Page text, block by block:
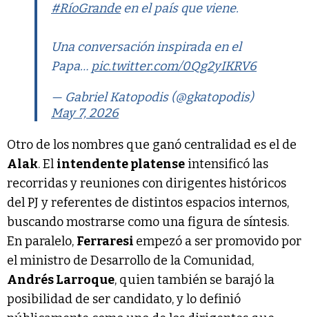
#RíoGrandeen el país que viene.
Una conversación inspirada en el
Papa… pic.twitter.com/0Qg2yIKRV6
— Gabriel Katopodis (@gkatopodis)
May 7, 2026
Otro de los nombres que ganó centralidad es el de
Alak. El intendente platense intensificó las
recorridas y reuniones con dirigentes históricos
del PJ y referentes de distintos espacios internos,
buscando mostrarse como una figura de síntesis.
En paralelo, Ferraresi empezó a ser promovido por
el ministro de Desarrollo de la Comunidad,
Andrés Larroque, quien también se barajó la
posibilidad de ser candidato, y lo definió